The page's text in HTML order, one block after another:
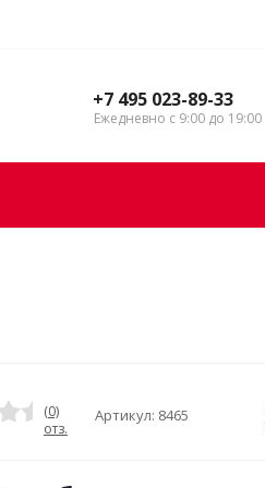
+7 495 023-89-33
Ежедневно с 9:00 до 19:00
(0)
отз.
Артикул: 8465